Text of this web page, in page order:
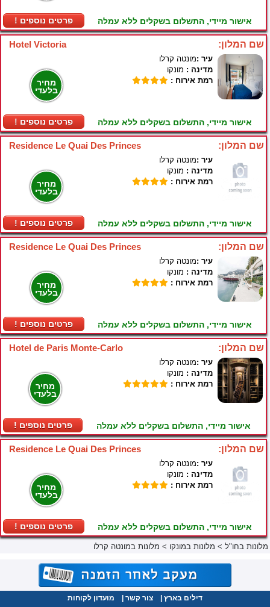
! פרטים נוספים אישור מיידי, התשלום בשקלים ללא עמלה
Hotel Victoria שם המלון:
מחיר
בלעדי
! פרטים נוספים
עיר :מונטה קרלו
מדינה : מונקו
רמת אירוח :
אישור מיידי, התשלום בשקלים ללא עמלה
Residence Le Quai Des Princes שם המלון:
מחיר
בלעדי
! פרטים נוספים
עיר :מונטה קרלו
מדינה : מונקו
רמת אירוח :
אישור מיידי, התשלום בשקלים ללא עמלה
Residence Le Quai Des Princes שם המלון:
מחיר
בלעדי
! פרטים נוספים
עיר :מונטה קרלו
מדינה : מונקו
רמת אירוח :
אישור מיידי, התשלום בשקלים ללא עמלה
Hotel de Paris Monte-Carlo שם המלון:
מחיר
בלעדי
! פרטים נוספים
עיר :מונטה קרלו
מדינה : מונקו
רמת אירוח :
אישור מיידי, התשלום בשקלים ללא עמלה
Residence Le Quai Des Princes שם המלון:
מחיר
בלעדי
! פרטים נוספים
עיר :מונטה קרלו
מדינה : מונקו
רמת אירוח :
אישור מיידי, התשלום בשקלים ללא עמלה
מלונות בחו"ל > מלונות במונקו > מלונות במונטה קרלו
דילים בארץ צור קשר מועדון לקוחות